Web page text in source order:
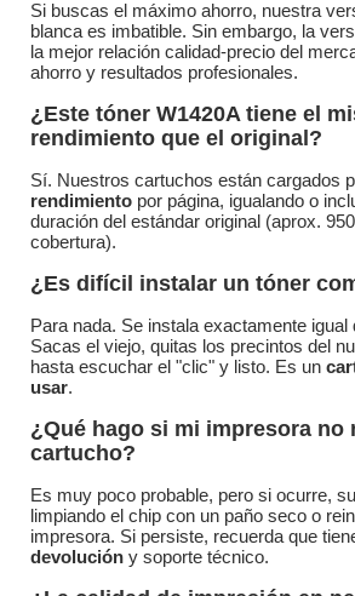
Si buscas el máximo ahorro, nuestra
blanca es imbatible. Sin embargo, la
la mejor relación calidad-precio del
ahorro y resultados profesionales.
¿Este tóner W1420A tiene el
rendimiento que el original?
Sí. Nuestros cartuchos están cargados
rendimiento por página, igualando o
duración del estándar original (aprox.
cobertura).
¿Es difícil instalar un tóner
Para nada. Se instala exactamente igual
Sacas el viejo, quitas los precintos del
hasta escuchar el "clic" y listo. Es un
usar.
¿Qué hago si mi impresora no
cartucho?
Es muy poco probable, pero si ocurre,
limpiando el chip con un paño seco o
impresora. Si persiste, recuerda que
devolución y soporte técnico.